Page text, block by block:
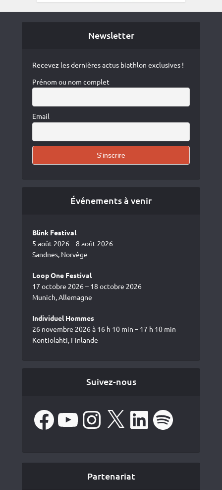
Newsletter
Recevez les dernières actus biathlon exclusives !
Prénom ou nom complet
Email
Événements à venir
Blink Festival
5 août 2026 – 8 août 2026
Sandnes, Norvège
Loop One Festival
17 octobre 2026 – 18 octobre 2026
Munich, Allemagne
Individuel Hommes
26 novembre 2026 à 16 h 10 min – 17 h 10 min
Kontiolahti, Finlande
Suivez-nous
FacebookYouTube Instagram LinkedIn Spotify
Partenariat